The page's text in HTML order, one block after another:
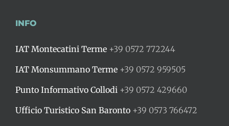
INFO
IAT Montecatini Terme +39 0572 772244
IAT Monsummano Terme +39 0572 959505
Punto Informativo Collodi +39 0572 429660
Ufficio Turistico San Baronto +39 0573 766472